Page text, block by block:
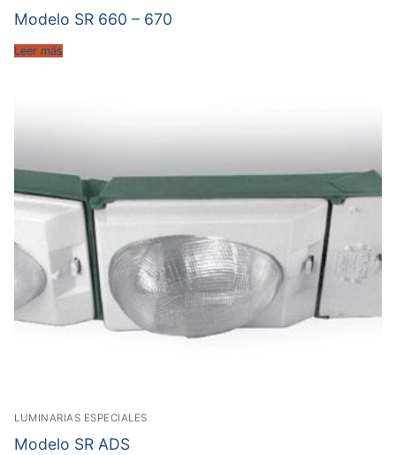
Modelo SR 660 – 670
Leer más
LUMINARIAS ESPECIALES
Modelo SR ADS